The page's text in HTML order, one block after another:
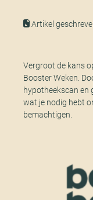
Artikel
Vergroot de kans
Booster Weken.
hypotheekscan en
wat je nodig hebt
bemachtigen.